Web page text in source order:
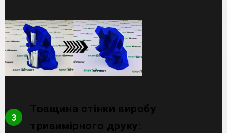
3
Товщина стінки виробу
тривимірного друку: